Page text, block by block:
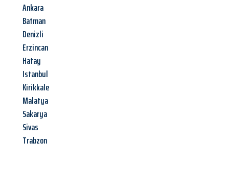
Ankara
Batman
Denizli
Erzincan
Hatay
Istanbul
Kirikkale
Malatya
Sakarya
Sivas
Trabzon